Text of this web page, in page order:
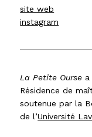
site web
instagram
La Petite Ourse a
Résidence de
soutenue par la
de l’Université